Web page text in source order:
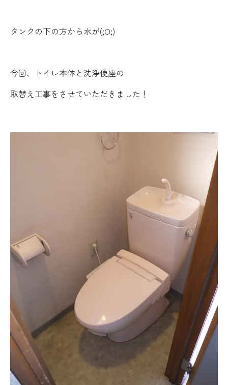
タンクの下の方から水が(;O;)
今回、トイレ本体と洗浄便座の
取替え工事をさせていただきました！